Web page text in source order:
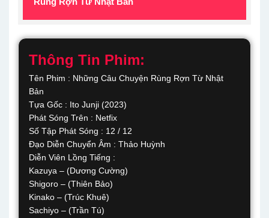
Thông Tin Phim:
Tên Phim : Những Câu Chuyện Rùng Rợn Từ Nhật
Bản
Tựa Gốc : Ito Junji (2023)
Phát Sóng Trên : Netfix
Số Tập Phát Sóng : 12 / 12
Đạo Diễn Chuyển Âm : Thảo Huỳnh
Diễn Viên Lồng Tiếng :
Kazuya – (Dương Cường)
Shigoro – (Thiên Bảo)
Kinako – (Trúc Khuê)
Sachiyo – (Trần Tú)